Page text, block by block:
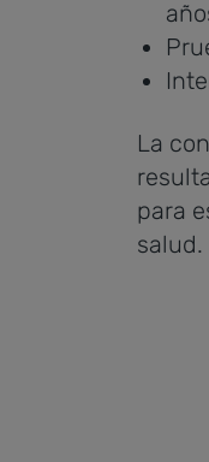
La
para
salud.